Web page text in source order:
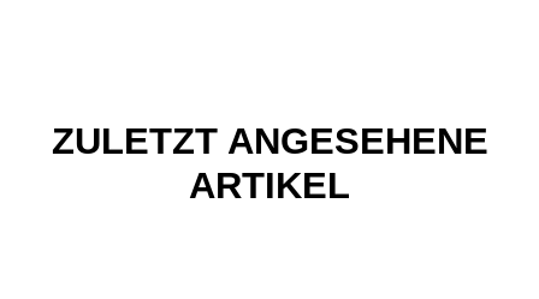
ZULETZT ANGESEHENE
ARTIKEL